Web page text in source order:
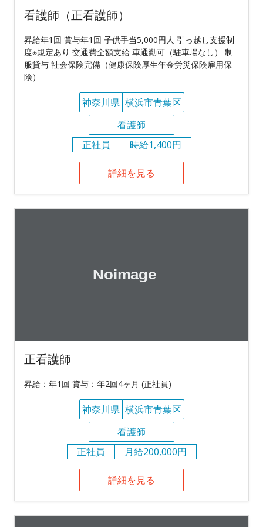
看護師（正看護師）
昇給年1回 賞与年1回 子供手当5,000円人 引っ越し支援制
度※規定あり 交通費全額支給 車通勤可（駐車場なし） 制
服貸与 社会保険完備（健康保険厚生年金労災保険雇用保
険）
神奈川県 横浜市青葉区
看護師
正社員
時給1,400円
詳細を見る
正看護師
昇給：年1回 賞与：年2回4ヶ月 (正社員)
神奈川県 横浜市青葉区
看護師
正社員
月給200,000円
詳細を見る